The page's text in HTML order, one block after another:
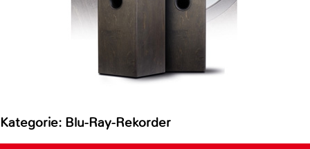
Kategorie: Blu-Ray-Rekorder